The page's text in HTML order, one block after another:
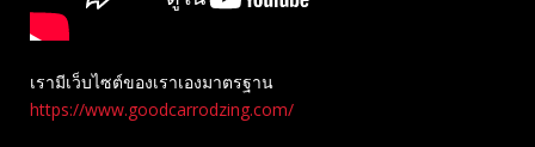
เรามีเว็บไซต์ของเราเองมาตรฐาน
https://www.goodcarrodzing.com/